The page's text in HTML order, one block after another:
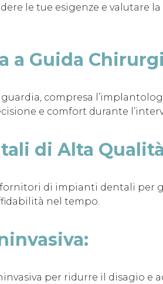
le tue esigenze e valutare
a Guida
compresa
e comfort durante
di Alta
di impianti dentali per
nel tempo.
per ridurre il disagio e